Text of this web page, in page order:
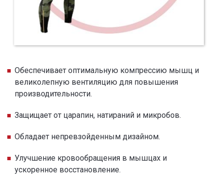
Обеспечивает оптимальную компрессию мышц и
великолепную вентиляцию для повышения
производительности.
Защищает от царапин, натираний и микробов.
Обладает непревзойденным дизайном.
Улучшение кровообращения в мышцах и
ускоренное восстановление.